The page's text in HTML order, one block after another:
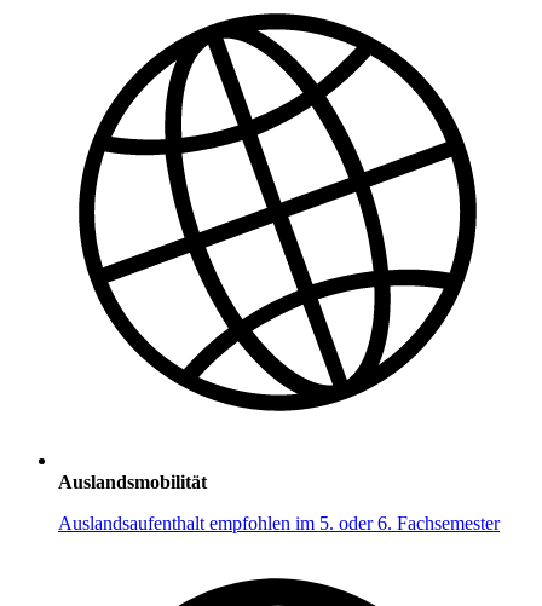
Auslandsmobilität
Auslandsaufenthalt empfohlen im 5. oder 6. Fachsemester